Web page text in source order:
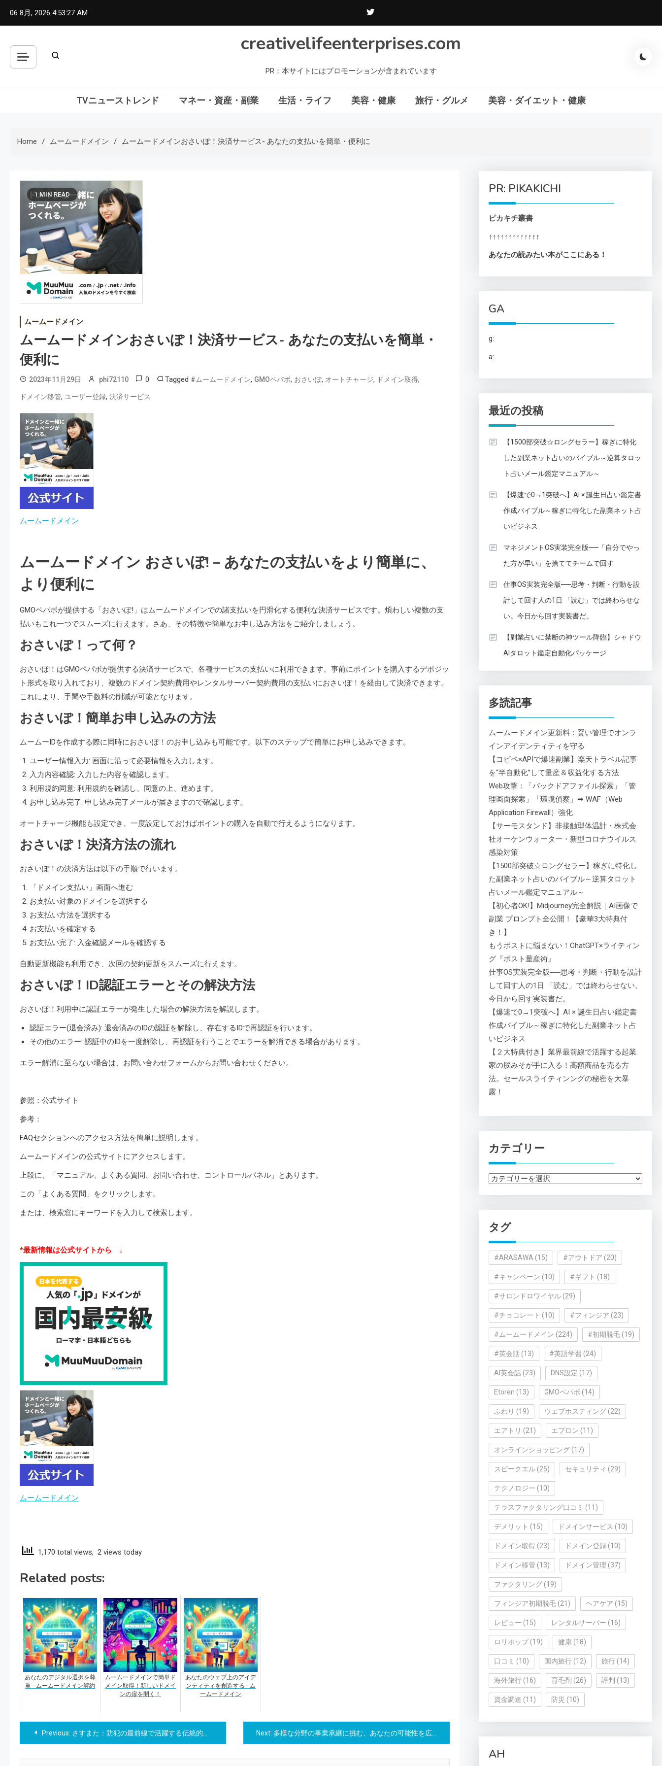
06 8月, 2026 4:53:28 AM
creativelifeenterprises.com
PR：本サイトにはプロモーションが含まれています
TVニューストレンド マネー・資産・副業 生活・ライフ 美容・健康 旅行・グルメ 美容・ダイエット・健康
Home ムームードメイン ムームードメインおさいぽ！決済サービス- あなたの支払いを簡単・便利に
1 MIN READ
ムームードメイン
ムームードメインおさいぽ！決済サービス- あなたの支払いを簡単・
便利に
2023年11月29日 phi72110 0 Tagged #ムームードメイン, GMOペパボ, おさいぽ, オートチャージ, ドメイン取得,
ドメイン移管, ユーザー登録, 決済サービス
ムームードメイン
ムームードメイン おさいぽ! – あなたの支払いをより簡単に、
より便利に
GMOペパボが提供する「おさいぽ!」はムームードメインでの諸支払いを円滑化する便利な決済サービスです。煩わしい複数の支
払いもこれ一つでスムーズに行えます。さあ、その特徴や簡単なお申し込み方法をご紹介しましょう。
おさいぽ！って何？
おさいぽ！はGMOペパボが提供する決済サービスで、各種サービスの支払いに利用できます。事前にポイントを購入するデポジッ
ト形式を取り入れており、複数のドメイン契約費用やレンタルサーバー契約費用の支払いにおさいぽ！を経由して決済できます。
これにより、手間や手数料の削減が可能となります。
おさいぽ！簡単お申し込みの方法
ムームーIDを作成する際に同時におさいぽ！のお申し込みも可能です。以下のステップで簡単にお申し込みできます。
ユーザー情報入力: 画面に沿って必要情報を入力します。
入力内容確認: 入力した内容を確認します。
利用規約同意: 利用規約を確認し、同意の上、進めます。
お申し込み完了: 申し込み完了メールが届きますので確認します。
オートチャージ機能も設定でき、一度設定しておけばポイントの購入を自動で行えるようになります。
おさいぽ！決済方法の流れ
おさいぽ！の決済方法は以下の手順で行います。
「ドメイン支払い」画面へ進む
お支払い対象のドメインを選択する
お支払い方法を選択する
お支払いを確定する
お支払い完了: 入金確認メールを確認する
自動更新機能も利用でき、次回の契約更新をスムーズに行えます。
おさいぽ！ID認証エラーとその解決方法
おさいぽ！利用中に認証エラーが発生した場合の解決方法を解説します。
認証エラー(退会済み): 退会済みのIDの認証を解除し、存在するIDで再認証を行います。
その他のエラー: 認証中のIDを一度解除し、再認証を行うことでエラーを解消できる場合があります。
エラー解消に至らない場合は、お問い合わせフォームからお問い合わせください。
参照：公式サイト
参考：
FAQセクションへのアクセス方法を簡単に説明します。
ムームードメインの公式サイトにアクセスします。
上段に、「マニュアル、よくある質問、お問い合わせ、コントロールパネル」とあります。
この「よくある質問」をクリックします。
または、検索窓にキーワードを入力して検索します。
*最新情報は公式サイトから ↓
ムームードメイン
1,170 total views, 2 views today
Related posts:
あなたのデジタル選択を尊
重 - ムームードメイン解約
ムームードメインで簡単ド
メイン取得！新しいドメイ
ンの扉を開く！
あなたのウェブ上のアイデ
ンティティを創造する - ム
ームードメイン
稿
Previous: さすまた：防犯の最前線で活躍する伝統的ツール Next: 多様な分野の事業承継に挑む、あなたの可能性を広げるアントレのプログラム
PR: PIKAKICHI
ピカキチ叢書
↑↑↑↑↑↑↑↑↑↑↑↑↑
あなたの読みたい本がここにある！
GA
g:
a:
最近の投稿
【1500部突破☆ロングセラー】稼ぎに特化
した副業ネット占いのバイブル～逆算タロッ
ト占いメール鑑定マニュアル～
【爆速で0→1突破へ】AI × 誕生日占い鑑定書
作成バイブル～稼ぎに特化した副業ネット占
いビジネス
マネジメントOS実装完全版──「自分でやっ
た方が早い」を捨ててチームで回す
仕事OS実装完全版──思考・判断・行動を設
計して回す人の1日 「読む」では終わらせな
い。今日から回す実装書だ。
【副業占いに禁断の神ツール降臨】シャドウ
AIタロット鑑定自動化パッケージ
多読記事
ムームードメイン更新料：賢い管理でオンラ
インアイデンティティを守る
【コピペ×APIで爆速副業】楽天トラベル記事
を“半自動化”して量産＆収益化する方法
Web攻撃：「バックドアファイル探索」「管
理画面探索」「環境偵察」➡ WAF（Web
Application Firewall）強化
【サーモスタンド】非接触型体温計・株式会
社オーケンウォーター・新型コロナウイルス
感染対策
【1500部突破☆ロングセラー】稼ぎに特化し
た副業ネット占いのバイブル～逆算タロット
占いメール鑑定マニュアル～
【初心者OK!】Midjourney完全解説｜AI画像で
副業 プロンプト全公開！【豪華3大特典付
き！】
もうポストに悩まない！ChatGPT×ライティン
グ『ポスト量産術』
仕事OS実装完全版──思考・判断・行動を設計
して回す人の1日 「読む」では終わらせない。
今日から回す実装書だ。
【爆速で0→1突破へ】AI × 誕生日占い鑑定書
作成バイブル～稼ぎに特化した副業ネット占
いビジネス
【２大特典付き】業界最前線で活躍する起業
家の脳みそが手に入る！高額商品を売る方
法。セールスライティンングの秘密を大暴
露！
カテゴリー
カ
ー
タグ
#ARASAWA (15) #アウトドア (20)
#キャンペーン (10) #ギフト (18)
#サロンドロワイヤル(29)
#チョコレート (10) #フィンジア (23)
#ムームードメイン (224) #初期脱毛(19)
#英会話(13) #英語学習 (24)
AI英会話(23) DNS設定 (17)
Etoren (13) GMOペパボ (14)
ふわり (19) ウェブホスティング(22)
エアトリ (21) エプロン (11)
オンラインショッピング(17)
スピークエル(25) セキュリティ (29)
テクノロジー (10)
テラスファクタリング口コミ (11)
デメリット (15) ドメインサービス (10)
ドメイン取得(23) ドメイン登録 (10)
ドメイン移管 (13) ドメイン管理 (37)
ファクタリング(19)
フィンジア初期脱毛(21) ヘアケア (15)
レビュー (15) レンタルサーバー (16)
ロリポップ(19) 健康(18)
口コミ (10) 国内旅行(12) 旅行(14)
海外旅行(16) 育毛剤 (26) 評判 (13)
資金調達 (11) 防災 (10)
AH